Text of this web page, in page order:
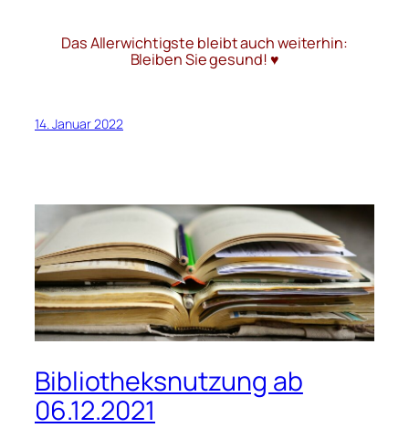
Das Allerwichtigste bleibt auch weiterhin:
Bleiben Sie gesund! ♥
14. Januar 2022
Bibliotheksnutzung ab
06.12.2021